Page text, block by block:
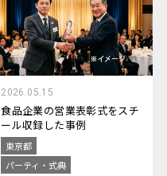
2026.05.15
食品企業の営業表彰式をスチ
ール収録した事例
東京都
パーティ・式典